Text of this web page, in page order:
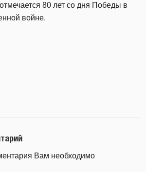
80 лет со дня Победы в
войне.
Вам необходимо